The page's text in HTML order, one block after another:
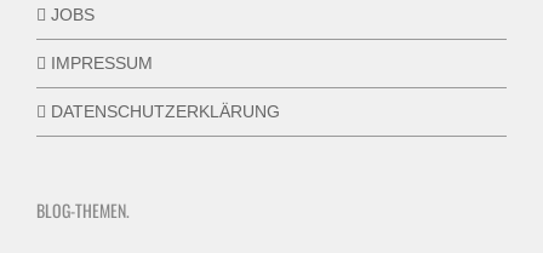
JOBS
IMPRESSUM
DATENSCHUTZERKLÄRUNG
BLOG-THEMEN.